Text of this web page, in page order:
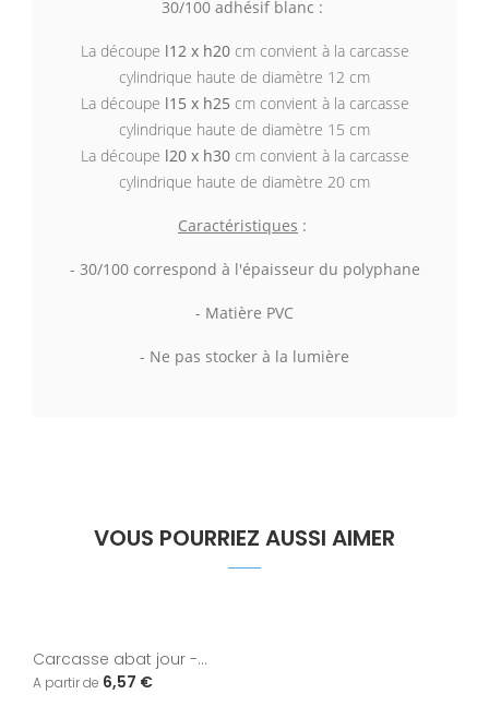
30/100 adhésif blanc :
La découpe l12 x h20cm convient à la carcasse
cylindrique haute de diamètre 12 cm
La découpe l15 x h25 cm convient à la carcasse
cylindrique haute de diamètre 15 cm
La découpe l20 x h30cm convient à la carcasse
cylindrique haute de diamètre 20 cm
Caractéristiques :
- 30/100 correspond à l'épaisseur du polyphane
- Matière PVC
- Ne pas stocker à la lumière
VOUS POURRIEZ AUSSI AIMER
Carcasse abat jour -...
6,57 €